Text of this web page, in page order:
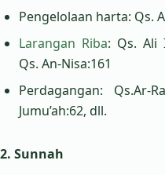
Pengelolaan harta: Qs.
Larangan Riba: Qs. Ali
Qs. An-Nisa:161
Perdagangan: Qs.Ar-
Jumu’ah:62, dll.
2. Sunnah